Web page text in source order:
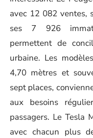
avec 12 082 ventes,
ses 7 926
permettent de
urbaine. Les
4,70 mètres et
sept places,
aux besoins
passagers. Le Tesla
avec chacun plus